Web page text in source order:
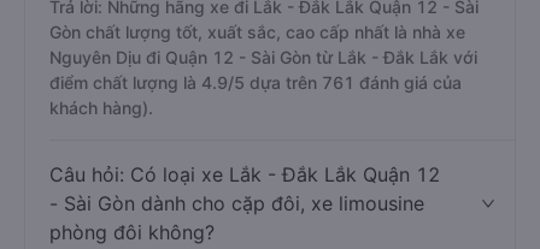
Trả lời: Những hãng xe đi Lắk - Đắk Lắk Quận 12 - Sài
Gòn chất lượng tốt, xuất sắc, cao cấp nhất là nhà xe
Nguyên Dịu đi Quận 12 - Sài Gòn từ Lắk - Đắk Lắk với
điểm chất lượng là 4.9/5 dựa trên 761 đánh giá của
khách hàng).
Câu hỏi: Có loại xe Lắk - Đắk Lắk Quận 12
- Sài Gòn dành cho cặp đôi, xe limousine
phòng đôi không?